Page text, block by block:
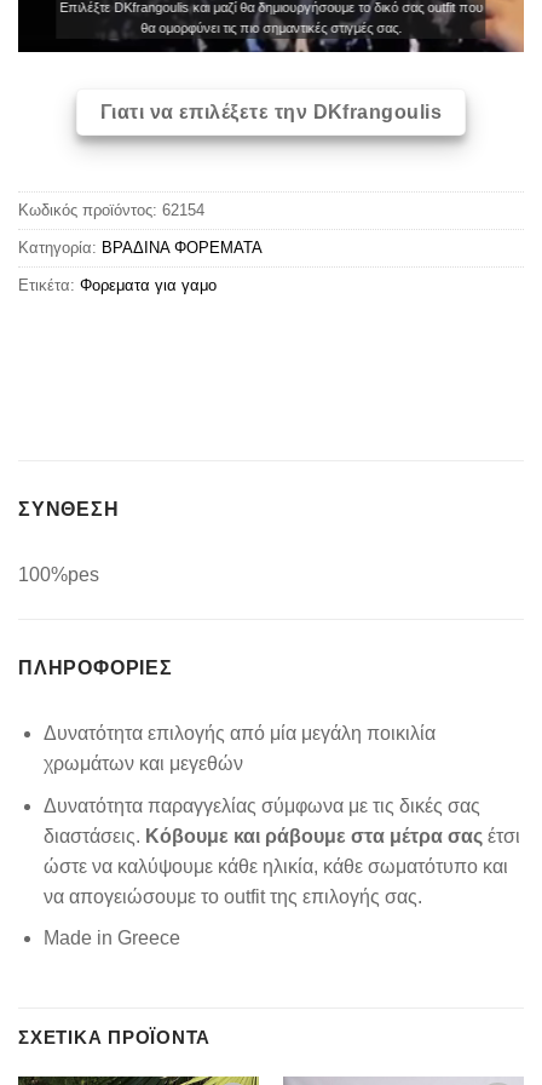
Επιλέξτε DKfrangoulis και μαζί θα δημιουργήσουμε το δικό σας outfit που
θα ομορφύνει τις πιο σημαντικές στιγμές σας.
Γιατι να επιλέξετε την DKfrangoulis
Κωδικός προϊόντος: 62154
Κατηγορία: ΒΡΑΔΙΝΑ ΦΟΡΕΜΑΤΑ
Ετικέτα: Φορεματα για γαμο
ΣΥΝΘΕΣΗ
100%pes
ΠΛΗΡΟΦΟΡΊΕΣ
Δυνατότητα επιλογής από μία μεγάλη ποικιλία
χρωμάτων και μεγεθών
Δυνατότητα παραγγελίας σύμφωνα με τις δικές σας
διαστάσεις. Κόβουμε και ράβουμε στα μέτρα σας έτσι
ώστε να καλύψουμε κάθε ηλικία, κάθε σωματότυπο και
να απογειώσουμε το outfit της επιλογής σας.
Made in Greece
ΣΧΕΤΙΚΆ ΠΡΟΪΌΝΤΑ